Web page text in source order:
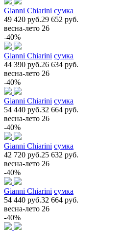
Gianni Chiarini сумка
49 420 руб.29 652 руб.
весна-лето 26
-40%
Gianni Chiarini сумка
44 390 руб.26 634 руб.
весна-лето 26
-40%
Gianni Chiarini сумка
54 440 руб.32 664 руб.
весна-лето 26
-40%
Gianni Chiarini сумка
42 720 руб.25 632 руб.
весна-лето 26
-40%
Gianni Chiarini сумка
54 440 руб.32 664 руб.
весна-лето 26
-40%